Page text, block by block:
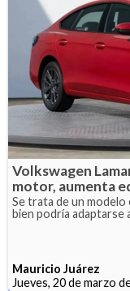
Volkswagen
motor, aumenta
Se trata de un
bien podría adaptarse
Mauricio Juárez
Jueves, 20 de marzo